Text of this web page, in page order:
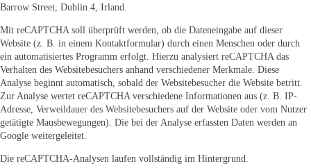
Barrow Street, Dublin 4, Irland.
Mit reCAPTCHA soll überprüft werden, ob die Dateneingabe auf dieser
Website (z. B. in einem Kontaktformular) durch einen Menschen oder durch
ein automatisiertes Programm erfolgt. Hierzu analysiert reCAPTCHA das
Verhalten des Websitebesuchers anhand verschiedener Merkmale. Diese
Analyse beginnt automatisch, sobald der Websitebesucher die Website betritt.
Zur Analyse wertet reCAPTCHA verschiedene Informationen aus (z. B. IP-
Adresse, Verweildauer des Websitebesuchers auf der Website oder vom Nutzer
getätigte Mausbewegungen). Die bei der Analyse erfassten Daten werden an
Google weitergeleitet.
Die reCAPTCHA-Analysen laufen vollständig im Hintergrund.